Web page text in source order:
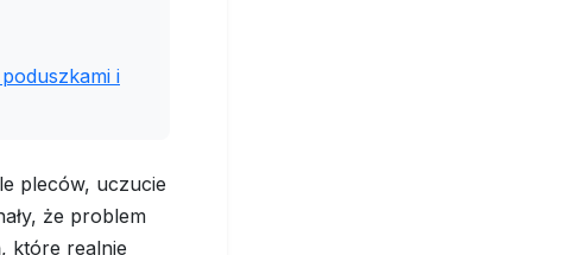
i
pleców, uczucie
że problem
które realnie